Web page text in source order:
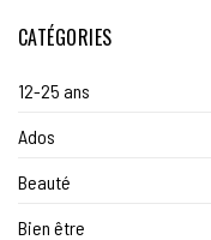
CATÉGORIES
12-25 ans
Ados
Beauté
Bien être